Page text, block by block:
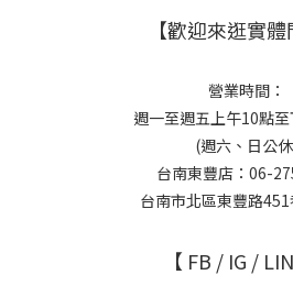
【歡迎來逛實體
營業時間：
週一至週五上午10點
(週六、日公
台南東豐店：06-
台南市北區東豐路
【 FB / IG /